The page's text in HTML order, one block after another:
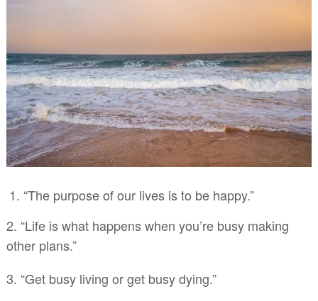
1. “The purpose of our lives is to be happy.”
2. “Life is what happens when you’re busy making
other plans.”
3. “Get busy living or get busy dying.”